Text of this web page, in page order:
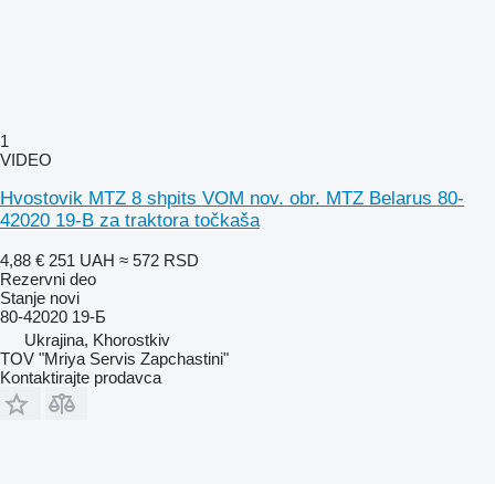
1
VIDEO
Hvostovik MTZ 8 shpits VOM nov. obr. MTZ Belarus 80-
42020 19-B za traktora točkaša
4,88 € 251 UAH ≈ 572 RSD
Rezervni deo
Stanje novi
80-42020 19-Б
Ukrajina, Khorostkiv
TOV "Mriya Servis Zapchastini"
Kontaktirajte prodavca